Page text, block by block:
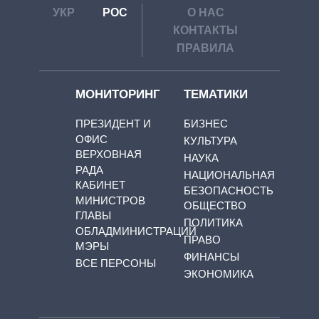
УКР РОС
О НАС
КОНТАКТЫ
ПРАВИЛА
МОНИТОРИНГ
ПРЕЗИДЕНТ И
ОФИС
ВЕРХОВНАЯ
РАДА
КАБИНЕТ
МИНИСТРОВ
ГЛАВЫ
ОБЛАДМИНИСТРАЦИЙ
МЭРЫ
ВСЕ ПЕРСОНЫ
ТЕМАТИКИ
БИЗНЕС
КУЛЬТУРА
НАУКА
НАЦИОНАЛЬНАЯ
БЕЗОПАСНОСТЬ
ОБЩЕСТВО
ПОЛИТИКА
ПРАВО
ФИНАНСЫ
ЭКОНОМИКА